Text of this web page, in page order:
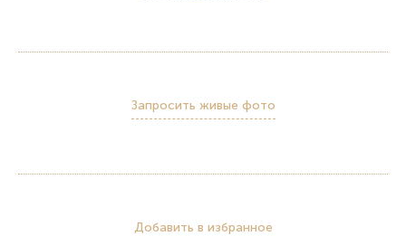
Запросить живые фото
Добавить в избранное